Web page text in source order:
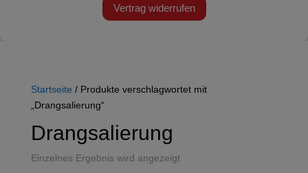
Vertrag widerrufen
Startseite / Produkte verschlagwortet mit
„Drangsalierung“
Drangsalierung
Einzelnes Ergebnis wird angezeigt